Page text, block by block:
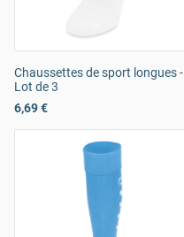
Chaussettes de sport longues -
Lot de 3
6,69 €